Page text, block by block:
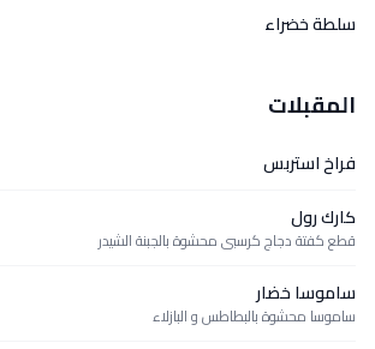
سلطة خضراء
المقبلات
فراخ استربس
كارك رول
قطع كفتة دجاج كرسبى محشوة بالجبنة الشيدر
ساموسا خضار
ساموسا محشوة بالبطاطس و البازلاء